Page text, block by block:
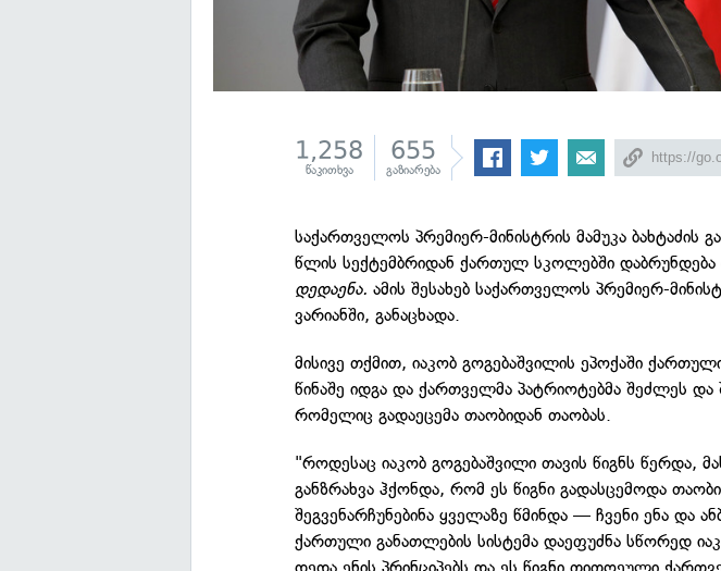
1,258
წაკითხვა
655
გაზიარება
საქართველოს პრემიერ-მინისტრის მამუკა ბახტაძის
წლის სექტემბრიდან ქართულ სკოლებში დაბრუნდება
დედაენა. ამის შესახებ საქართველოს პრემიერ-
ვარიანში, განაცხადა.
მისივე თქმით, იაკობ გოგებაშვილის ეპოქაში
წინაშე იდგა და ქართველმა პატრიოტებმა შეძლეს და
რომელიც გადაეცემა თაობიდან თაობას.
"როდესაც იაკობ გოგებაშვილი თავის წიგნს წერდა,
განზრახვა ჰქონდა, რომ ეს წიგნი გადასცემოდა
შეგვენარჩუნებინა ყველაზე წმინდა — ჩვენი ენა და
ქართული განათლების სისტემა დაეფუძნა სწორედ